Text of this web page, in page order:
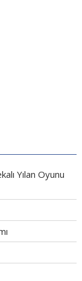
Yılan Oyunu